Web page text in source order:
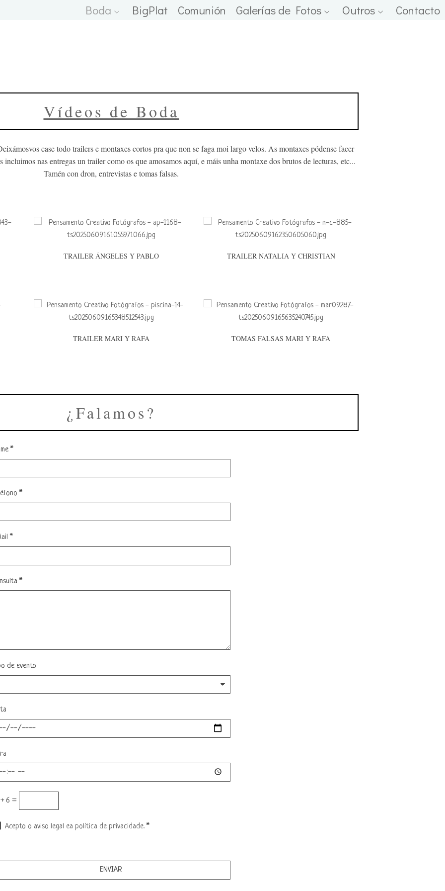
Boda BigPlat Comunión Galerías de Fotos Outros Contacto
Vídeos de Boda
case todo trailers e montaxes cortos pra que non se faga moi largo velos. As montaxes pódense facer
nas entregas un trailer como os que amosamos aquí, e máis unha montaxe dos brutos de lecturas, etc...
Tamén con dron, entrevistas e tomas falsas.
TRAILER ÁNGELES Y PABLO TRAILER NATALIA Y CHRISTIAN
TRAILER MARI Y RAFA TOMAS FALSAS MARI Y RAFA
¿Falamos?
*
*
*
*
de evento
6 =
Acepto o aviso legal ea política de privacidade. *
ENVIAR